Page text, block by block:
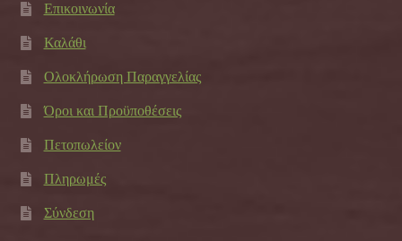
Επικοινωνία
Καλάθι
Ολοκλήρωση Παραγγελίας
Όροι και Προϋποθέσεις
Πετοπωλείον
Πληρωμές
Σύνδεση